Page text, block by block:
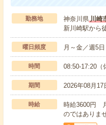
勤務地 神奈川県川崎
新川崎駅から
曜日頻度 月～金／週5日
時間 08:50-17:20（
期間 2026年08月
時給
時給3600円
のではありま